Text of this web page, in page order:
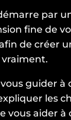
par
fine de
de créer
vraiment.
guider à
les
vous aider à